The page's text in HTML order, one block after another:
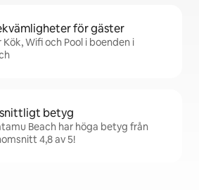
för gäster
Wifi och Pool i boenden i
betyg
Beach har höga betyg från
4,8 av 5!